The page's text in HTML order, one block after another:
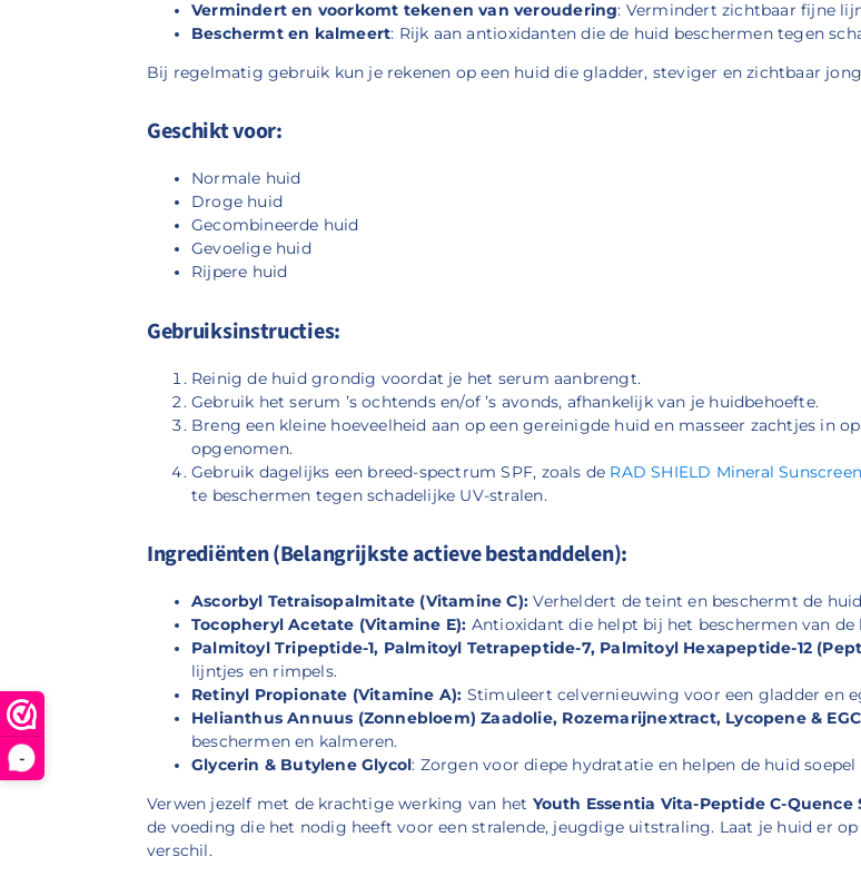
-
Vermindert en voorkomt tekenen van veroudering: Vermindert zichtbaar fijne
Beschermt en kalmeert: Rijk aan antioxidanten die de huid beschermen tegen
Bij regelmatig gebruik kun je rekenen op een huid die gladder, steviger en zichtbaar
Geschikt voor:
Normale huid
Droge huid
Gecombineerde huid
Gevoelige huid
Rijpere huid
Gebruiksinstructies:
Reinig de huid grondig voordat je het serum aanbrengt.
Gebruik het serum ’s ochtends en/of ’s avonds, afhankelijk van je huidbehoefte.
Breng een kleine hoeveelheid aan op een gereinigde huid en masseer zachtjes in
opgenomen.
Gebruik dagelijks een breed-spectrum SPF, zoals de RAD SHIELD Mineral Sunscreen
te beschermen tegen schadelijke UV-stralen.
Ingrediënten (Belangrijkste actieve bestanddelen):
Ascorbyl Tetraisopalmitate (Vitamine C): Verheldert de teint en beschermt de
Tocopheryl Acetate (Vitamine E): Antioxidant die helpt bij het beschermen van
Palmitoyl Tripeptide-1, Palmitoyl Tetrapeptide-7, Palmitoyl Hexapeptide-12
lijntjes en rimpels.
Retinyl Propionate (Vitamine A): Stimuleert celvernieuwing voor een gladder en
Helianthus Annuus (Zonnebloem) Zaadolie, Rozemarijnextract, Lycopene &
beschermen en kalmeren.
Glycerin & Butylene Glycol: Zorgen voor diepe hydratatie en helpen de huid
Verwen jezelf met de krachtige werking van het Youth Essentia Vita-Peptide C-Quence
de voeding die het nodig heeft voor een stralende, jeugdige uitstraling. Laat je huid er
verschil.